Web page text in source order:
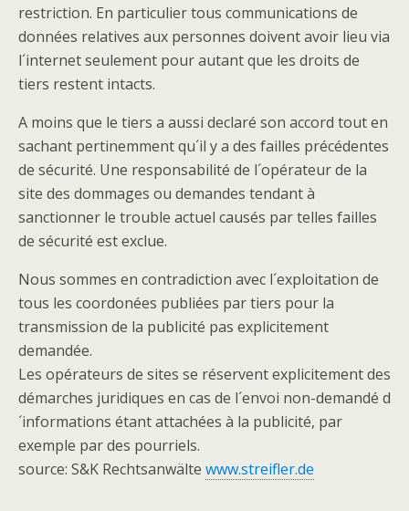
restriction. En particulier tous communications de
données relatives aux personnes doivent avoir lieu via
l´internet seulement pour autant que les droits de
tiers restent intacts.
A moins que le tiers a aussi declaré son accord tout en
sachant pertinemment qu´il y a des failles précédentes
de sécurité. Une responsabilité de l´opérateur de la
site des dommages ou demandes tendant à
sanctionner le trouble actuel causés par telles failles
de sécurité est exclue.
Nous sommes en contradiction avec l´exploitation de
tous les coordonées publiées par tiers pour la
transmission de la publicité pas explicitement
demandée.
Les opérateurs de sites se réservent explicitement des
démarches juridiques en cas de l´envoi non-demandé d
´informations étant attachées à la publicité, par
exemple par des pourriels.
source: S&K Rechtsanwälte www.streifler.de